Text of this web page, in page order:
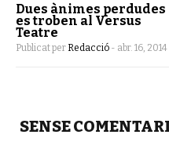
Dues ànimes perdudes
es troben al Versus
Teatre
Publicat per Redacció - abr. 16, 2014
SENSE